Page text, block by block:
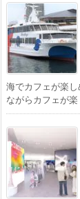
海でカフェが楽
ながらカフェが